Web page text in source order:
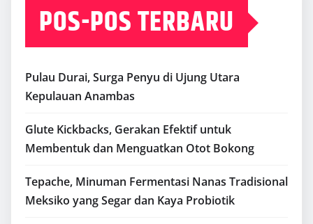
POS-POS TERBARU
Pulau Durai, Surga Penyu di Ujung Utara
Kepulauan Anambas
Glute Kickbacks, Gerakan Efektif untuk
Membentuk dan Menguatkan Otot Bokong
Tepache, Minuman Fermentasi Nanas Tradisional
Meksiko yang Segar dan Kaya Probiotik